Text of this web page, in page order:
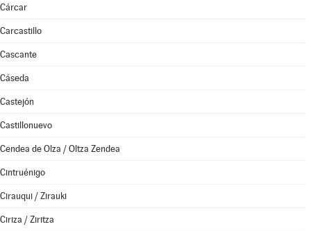
Cárcar
Carcastillo
Cascante
Cáseda
Castejón
Castillonuevo
Cendea de Olza / Oltza Zendea
Cintruénigo
Cirauqui / Zirauki
Ciriza / Ziritza